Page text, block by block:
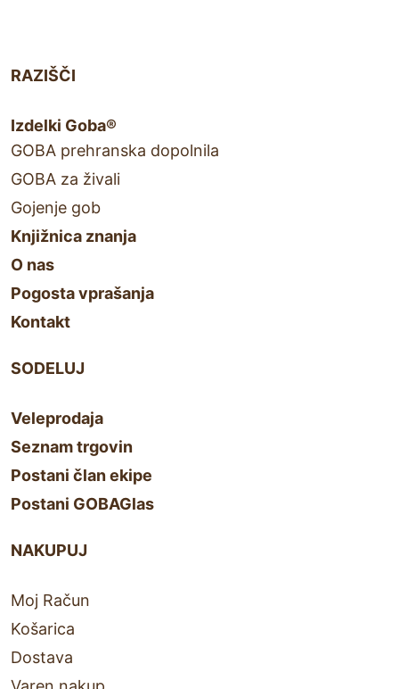
RAZIŠČI
Izdelki Goba®
GOBA prehranska dopolnila
GOBA za živali
Gojenje gob
Knjižnica znanja
O nas
Pogosta vprašanja
Kontakt
SODELUJ
Veleprodaja
Seznam trgovin
Postani član ekipe
Postani GOBAGlas
NAKUPUJ
Moj Račun
Košarica
Dostava